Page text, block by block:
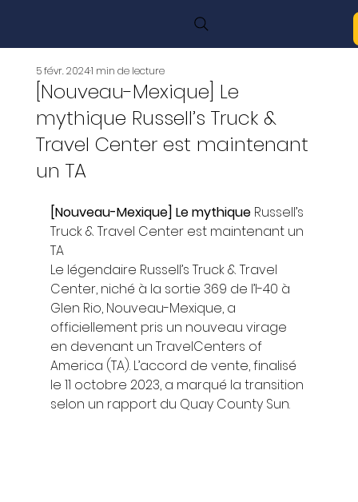
[Nouveau-Mexique] Le
mythique Russell’s Truck &
Travel Center est maintenant
un TA
5 févr. 20241 min de lecture
[Nouveau-Mexique] Le mythique Russell’s
Truck & Travel Center est maintenant un
TA
Le légendaire Russell’s Truck & Travel
Center, niché à la sortie 369 de l’I-40 à
Glen Rio, Nouveau-Mexique, a
officiellement pris un nouveau virage
en devenant un TravelCenters of
America (TA). L’accord de vente, finalisé
le 11 octobre 2023, a marqué la transition
selon un rapport du Quay County Sun.